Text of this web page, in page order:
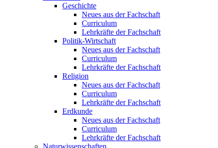
Geschichte
Neues aus der Fachschaft
Curriculum
Lehrkräfte der Fachschaft
Politik-Wirtschaft
Neues aus der Fachschaft
Curriculum
Lehrkräfte der Fachschaft
Religion
Neues aus der Fachschaft
Curriculum
Lehrkräfte der Fachschaft
Erdkunde
Neues aus der Fachschaft
Curriculum
Lehrkräfte der Fachschaft
Naturwissenschaften